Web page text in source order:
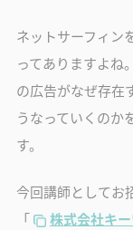
ネットサーフィン
ってありますよね
の広告がなぜ存在
うなっていくのか
す。
今回講師としてお
「
株式会社キ